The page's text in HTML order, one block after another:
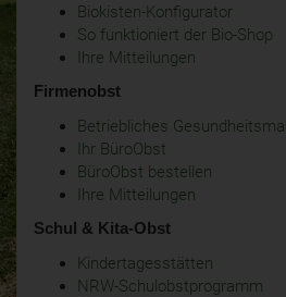
Biokisten-Konfigurator
So funktioniert der Bio-Shop
Ihre Mitteilungen
Firmenobst
Betriebliches
Ihr BüroObst
BüroObst bestellen
Ihre Mitteilungen
Schul & Kita-Obst
Kindertagesstätten
NRW-Schulobstprogramm